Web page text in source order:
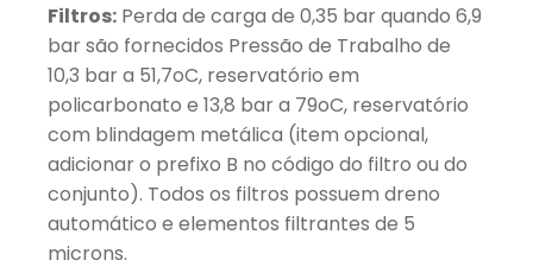
Filtros: Perda de carga de 0,35 bar quando 6,9
bar são fornecidos Pressão de Trabalho de
10,3 bar a 51,7oC, reservatório em
policarbonato e 13,8 bar a 79oC, reservatório
com blindagem metálica (item opcional,
adicionar o prefixo B no código do filtro ou do
conjunto). Todos os filtros possuem dreno
automático e elementos filtrantes de 5
microns.